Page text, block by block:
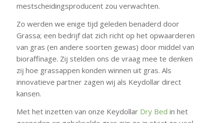
mestscheidingsproducent zou verwachten.
Zo werden we enige tijd geleden benaderd door
Grassa; een bedrijf dat zich richt op het opwaarderen
van gras (en andere soorten gewas) door middel van
bioraffinage. Zij stelden ons de vraag mee te denken
zij hoe grassappen konden winnen uit gras. Als
innovatieve partner zagen wij als Keydollar direct
kansen.
Met het inzetten van onze Keydollar Dry Bed in het